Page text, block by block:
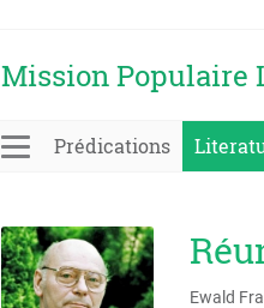
Mission Populaire
Prédications
Ewald